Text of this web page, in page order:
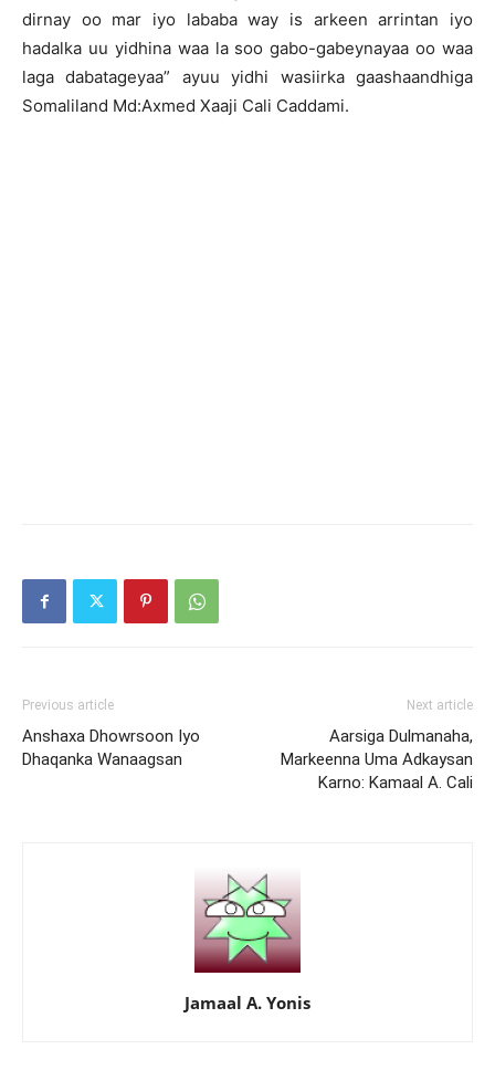
dirnay oo mar iyo lababa way is arkeen arrintan iyo
hadalka uu yidhina waa la soo gabo-gabeynayaa oo waa
laga dabatageyaa” ayuu yidhi wasiirka gaashaandhiga
Somaliland Md:Axmed Xaaji Cali Caddami.
Previous article
Anshaxa Dhowrsoon Iyo
Dhaqanka Wanaagsan
Next article
Aarsiga Dulmanaha,
Markeenna Uma Adkaysan
Karno: Kamaal A. Cali
Jamaal A. Yonis